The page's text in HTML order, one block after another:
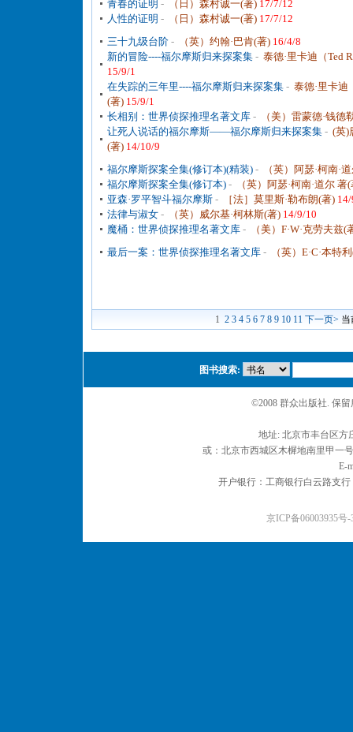
青春的证明 - （日）森村诚一(著) 17/7/12
人性的证明 - （日）森村诚一(著) 17/7/12
三十九级台阶 - （英）约翰·巴肯(著) 16/4/8
新的冒险----福尔摩斯归来探案集 - 泰德·里卡迪（Ted
15/9/1
在失踪的三年里----福尔摩斯归来探案集 - 泰德·里卡迪
(著) 15/9/1
长相别：世界侦探推理名著文库 -
（美）雷蒙德·钱德
让死人说话的福尔摩斯——福尔摩斯归来探案集 - (英)
(著) 14/10/9
福尔摩斯探案全集(修订本)(精装) -
（英）阿瑟·柯南·
福尔摩斯探案全集(修订本) -
（英）阿瑟·柯南·道尔 著
亚森·罗平智斗福尔摩斯 - ［法］莫里斯·勒布朗(著)
法律与淑女 - （英）威尔基·柯林斯(著) 14/9/10
魔桶：世界侦探推理名著文库 -
（美）F·W·克劳夫兹(
最后一案：世界侦探推理名著文库 - （英）E·C·本特
1 2 3 4 5 6 7 8 9 10 11 下一页> 当
图书搜索:
©2008 群众出版社. 保
地址: 北京市丰台区
或：北京市西城区木樨地南里甲一
E-
开户银行：工商银行白云路支
京ICP备06003935号-